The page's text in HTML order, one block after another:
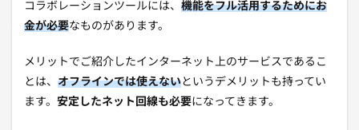
コラボレーションツールには、 機能をフル活用するためにお
金が必要なものがあります。
メリットでご紹介したインターネット上のサービスであるこ
とは、 オフラインでは使えないというデメリットも持ってい
ます。 安定したネット回線も必要になってきます。